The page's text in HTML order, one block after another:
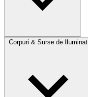
Corpuri & Surse de Iluminat